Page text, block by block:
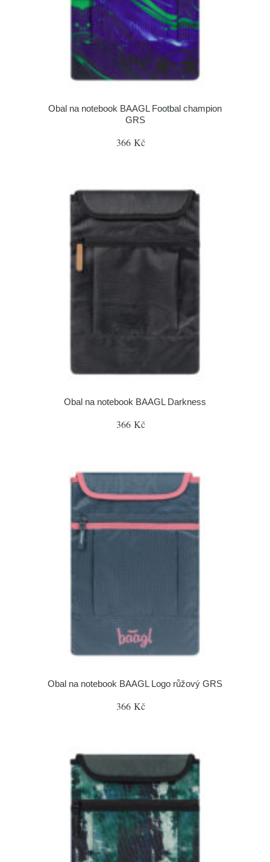
Obal na notebook BAAGL Footbal champion
GRS
366 Kč
Obal na notebook BAAGL Darkness
366 Kč
Obal na notebook BAAGL Logo růžový GRS
366 Kč